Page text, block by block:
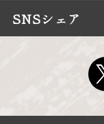
SNSシェア